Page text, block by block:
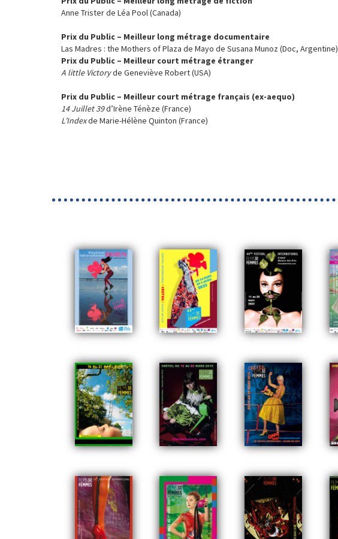
Anne Trister de Léa Pool (Canada)
Prix du Public – Meilleur long métrage documentaire
Las Madres : the Mothers of Plaza de Mayo de Susana Munoz (Doc, Argentine)
Prix du Public – Meilleur court métrage étranger
A little Victoryde Geneviève Robert (USA)
Prix du Public – Meilleur court métrage français (ex-aequo)
14 Juillet 39d’Irène Ténèze (France)
L’Indexde Marie-Hélène Quinton (France)